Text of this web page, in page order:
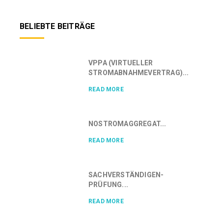
BELIEBTE BEITRÄGE
VPPA (VIRTUELLER
STROMABNAHMEVERTRAG)...
READ MORE
NOSTROMAGGREGAT...
READ MORE
SACHVERSTÄNDIGEN-
PRÜFUNG...
READ MORE